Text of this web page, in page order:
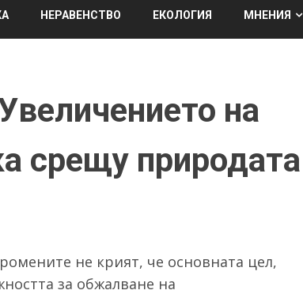
НЕРАВЕНСТВО ЕКОЛОГИЯ МНЕНИЯ
на
срещу природата
не крият, че основната цел,
за обжалване на